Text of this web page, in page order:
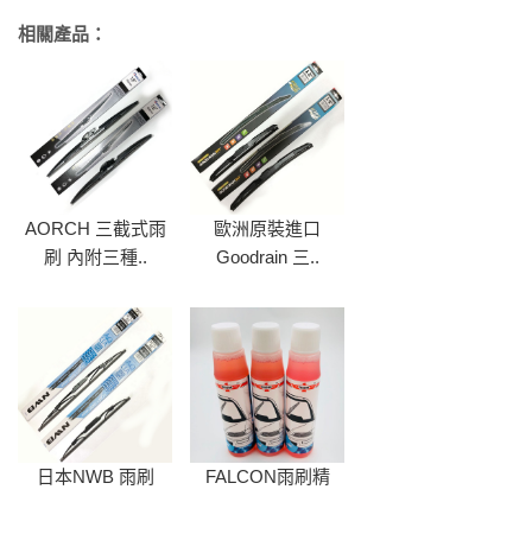
相關產品：
AORCH 三截式雨
刷 內附三種..
歐洲原裝進口
Goodrain 三..
日本NWB 雨刷 FALCON雨刷精